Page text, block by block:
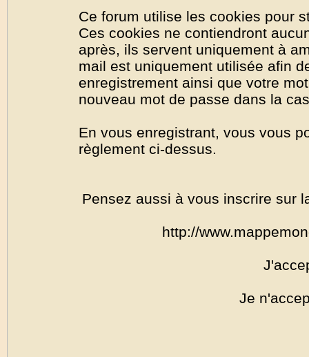
Ce forum utilise les cookies pour
Ces cookies ne contiendront
après, ils servent uniquement à
mail est uniquement utilisée afin
enregistrement ainsi que votre
nouveau mot de passe dans la
En vous enregistrant, vous vous
règlement ci-dessus.
Pensez aussi à vous inscrire sur
http://
Je